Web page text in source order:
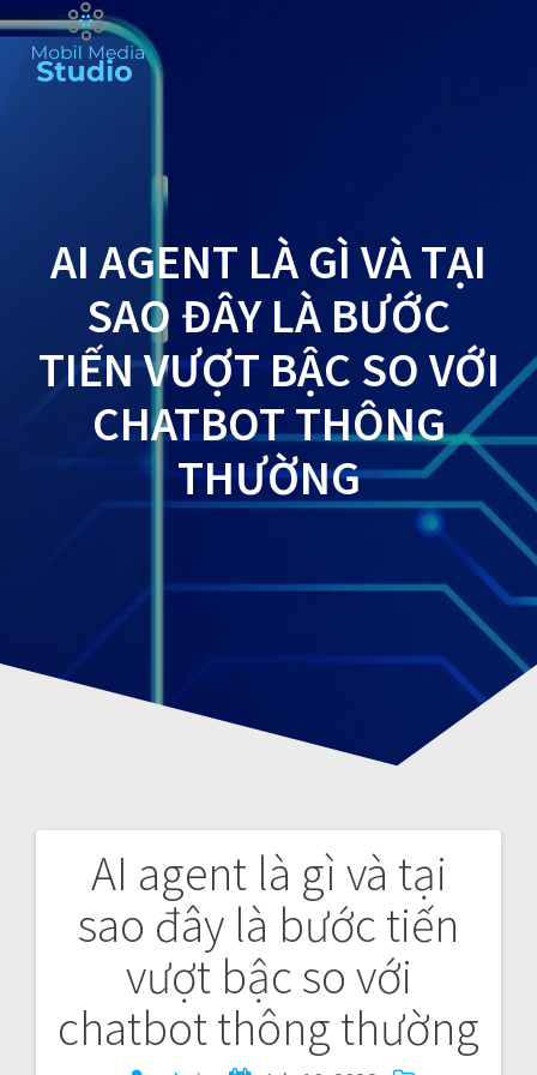
AI AGENT LÀ GÌ VÀ TẠI
SAO ĐÂY LÀ BƯỚC
TIẾN VƯỢT BẬC SO VỚI
CHATBOT THÔNG
THƯỜNG
AI agent là gì và tại
sao đây là bước tiến
vượt bậc so với
chatbot thông thường